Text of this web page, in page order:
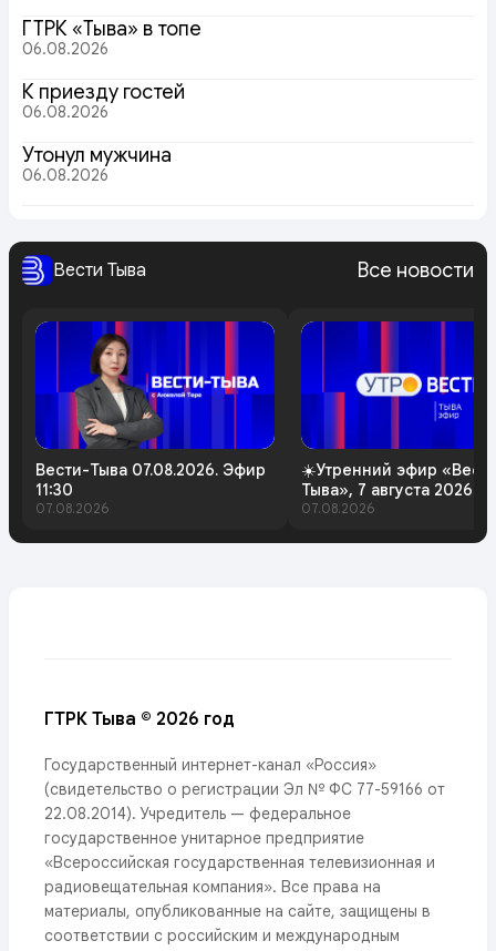
ГТРК «Тыва» в топе
06.08.2026
К приезду гостей
06.08.2026
Утонул мужчина
06.08.2026
Вести Тыва Все новости
Вести-Тыва 07.08.2026. Эфир
11:30
07.08.2026
☀️Утренний эфир
Тыва», 7 августа 2026
07.08.2026
ГТРК Тыва © 2026 год
Государственный интернет-канал «Россия»
(свидетельство о регистрации Эл № ФС 77-59166 от
22.08.2014). Учредитель — федеральное
государственное унитарное предприятие
«Всероссийская государственная телевизионная и
радиовещательная компания». Все права на
материалы, опубликованные на сайте, защищены в
соответствии с российским и международным